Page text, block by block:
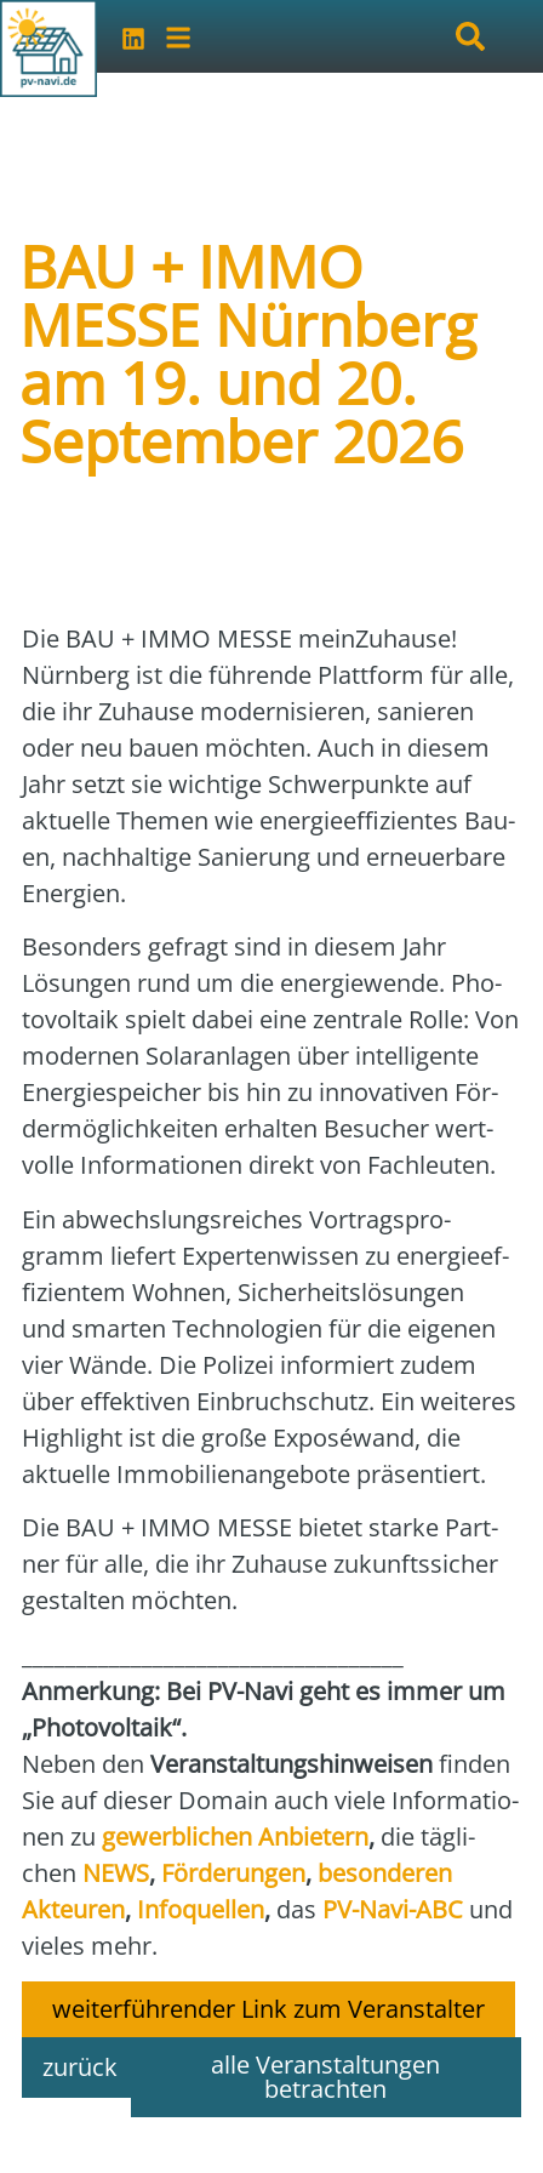
BAU + IMMO
MESSE Nürnberg
am 19. und 20.
September 2026
Die BAU + IMMO MESSE mein­Zu­hau­se!
Nürn­berg ist die füh­ren­de Platt­form für alle,
die ihr Zuhau­se moder­ni­sie­ren, sanie­ren
oder neu bau­en möch­ten. Auch in die­sem
Jahr setzt sie wich­ti­ge Schwer­punk­te auf
aktu­el­le The­men wie ener­gie­ef­fi­zi­en­tes Bau­
en, nach­hal­ti­ge Sanie­rung und erneu­er­ba­re
Ener­gien.
Beson­ders gefragt sind in die­sem Jahr
Lösun­gen rund um die ener­gie­wen­de. Pho­
to­vol­ta­ik spielt dabei eine zen­tra­le Rol­le: Von
moder­nen Solar­an­la­gen über intel­li­gen­te
Ener­gie­spei­cher bis hin zu inno­va­ti­ven För­
der­mög­lich­kei­ten erhal­ten Besu­cher wert­
vol­le Infor­ma­tio­nen direkt von Fach­leu­ten.
Ein abwechs­lungs­rei­ches Vor­trags­pro­
gramm lie­fert Exper­ten­wis­sen zu ener­gie­ef­
fi­zi­en­tem Woh­nen, Sicher­heits­lö­sun­gen
und smar­ten Tech­no­lo­gien für die eige­nen
vier Wän­de. Die Poli­zei infor­miert zudem
über effek­ti­ven Ein­bruch­schutz. Ein wei­te­res
High­light ist die gro­ße Expo­sé­wand, die
aktu­el­le Immo­bi­li­en­an­ge­bo­te prä­sen­tiert.
Die BAU + IMMO MESSE bie­tet star­ke Part­
ner für alle, die ihr Zuhau­se zukunfts­si­cher
gestal­ten möch­ten.
Anmer­kung: Bei PV-Navi geht es immer um
„Pho­to­vol­ta­ik“.
Neben den Ver­an­stal­tungs­hin­wei­senfin­den
Sie auf die­ser Domain auch vie­le Infor­ma­tio­
nen zu gewerb­li­chen Anbie­tern, die täg­li­
chen NEWS, För­de­run­gen, beson­de­ren
Akteu­ren, Info­quel­len, das PV-Navi-ABC und
vie­les mehr.
weiterführender Link zum Veranstalter
zurück
alle Veranstaltungen
betrachten